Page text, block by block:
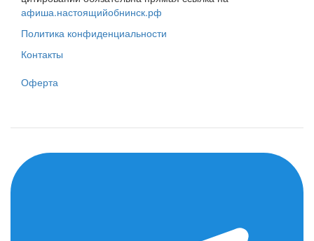
афиша.настоящийобнинск.рф
Политика конфиденциальности
Контакты
Оферта